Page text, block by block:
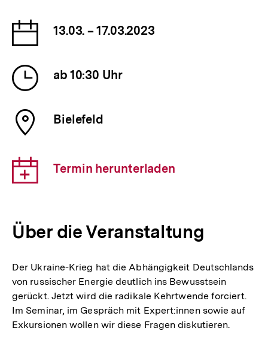
Datum
der
Veranstaltung
13.03. – 17.03.2023
Uhrzeit
der
Veranstaltung
ab 10:30 Uhr
Ort
der
Bielefeld
Download-
Link:
Termin herunterladen
Über die Veranstaltung
Der Ukraine-Krieg hat die Abhängigkeit Deutschlands
von russischer Energie deutlich ins Bewusstsein
gerückt. Jetzt wird die radikale Kehrtwende forciert.
Im Seminar, im Gespräch mit Expert:innen sowie auf
Exkursionen wollen wir diese Fragen diskutieren.